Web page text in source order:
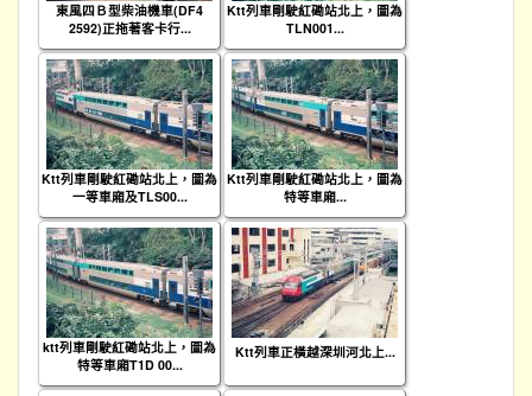
東風四Ｂ型柴油機車(DF4
2592)正拖著客卡行...
Ktt列車剛駛紅磡站北上，圖為
TLN001...
Ktt列車剛駛紅磡站北上，圖為
一等車廂及TLS00...
Ktt列車剛駛紅磡站北上，圖為
特等車廂...
ktt列車剛駛紅磡站北上，圖為
特等車廂T1D 00...
Ktt列車正橫越深圳河北上...